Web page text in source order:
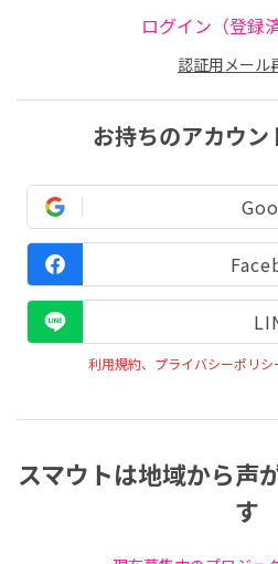
ログイン（登録
認証用メール
お持ちのアカウン
利用規約、プライバシーポリ
スマウトは地域から声
す